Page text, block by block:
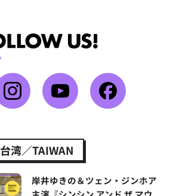
台湾／TAIWAN
岸井ゆきの＆ツェン・ジンホア